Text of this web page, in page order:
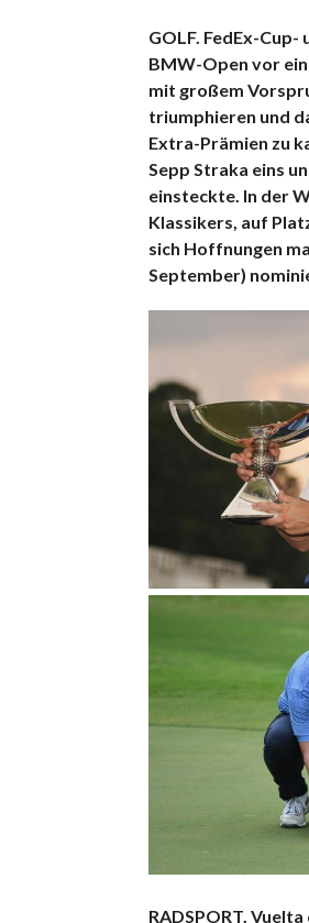
GOLF. FedEx-
BMW-Open vor
mit großem
triumphieren und
Extra-Prämien zu
Sepp Straka eins
einsteckte. In der
Klassikers, auf
sich Hoffnungen
September)
RADSPORT.